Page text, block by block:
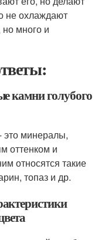
не охлаждают
много и
камни голубого
это минералы,
оттенком и
относятся такие
топаз и др.